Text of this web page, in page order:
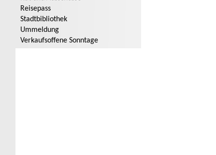
Reisepass
Stadtbibliothek
Ummeldung
Verkaufsoffene Sonntage